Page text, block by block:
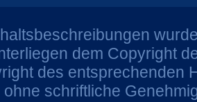
dem Copyright
des entsprechenden
ohne schriftliche